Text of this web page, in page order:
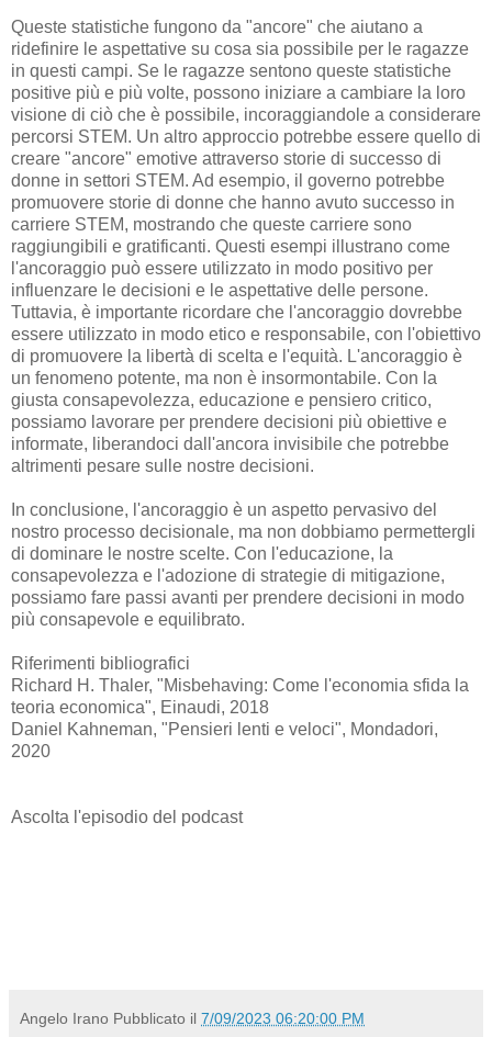
Queste statistiche fungono da "ancore" che aiutano a
ridefinire le aspettative su cosa sia possibile per le ragazze
in questi campi. Se le ragazze sentono queste statistiche
positive più e più volte, possono iniziare a cambiare la loro
visione di ciò che è possibile, incoraggiandole a considerare
percorsi STEM. Un altro approccio potrebbe essere quello di
creare "ancore" emotive attraverso storie di successo di
donne in settori STEM. Ad esempio, il governo potrebbe
promuovere storie di donne che hanno avuto successo in
carriere STEM, mostrando che queste carriere sono
raggiungibili e gratificanti. Questi esempi illustrano come
l'ancoraggio può essere utilizzato in modo positivo per
influenzare le decisioni e le aspettative delle persone.
Tuttavia, è importante ricordare che l'ancoraggio dovrebbe
essere utilizzato in modo etico e responsabile, con l'obiettivo
di promuovere la libertà di scelta e l'equità. L'ancoraggio è
un fenomeno potente, ma non è insormontabile. Con la
giusta consapevolezza, educazione e pensiero critico,
possiamo lavorare per prendere decisioni più obiettive e
informate, liberandoci dall'ancora invisibile che potrebbe
altrimenti pesare sulle nostre decisioni.
In conclusione, l'ancoraggio è un aspetto pervasivo del
nostro processo decisionale, ma non dobbiamo permettergli
di dominare le nostre scelte. Con l'educazione, la
consapevolezza e l'adozione di strategie di mitigazione,
possiamo fare passi avanti per prendere decisioni in modo
più consapevole e equilibrato.
Riferimenti bibliografici
Richard H. Thaler, "Misbehaving: Come l'economia sfida la
teoria economica", Einaudi, 2018
Daniel Kahneman, "Pensieri lenti e veloci", Mondadori,
2020
Ascolta l'episodio del podcast
Angelo Irano Pubblicato il 7/09/2023 06:20:00 PM